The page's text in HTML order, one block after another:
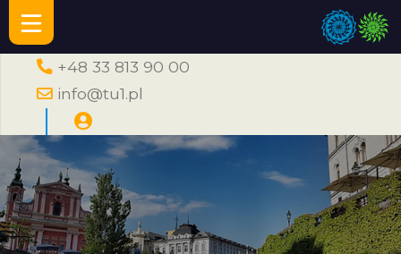
+48 33 813 90 00
info@tu1.pl